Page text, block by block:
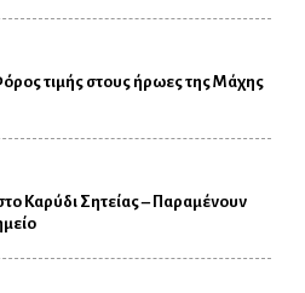
τιμής στους ήρωες της Μάχης
Καρύδι Σητείας – Παραμένουν